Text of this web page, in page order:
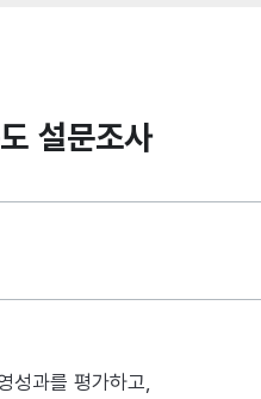
설문조사
성과를 평가하고,